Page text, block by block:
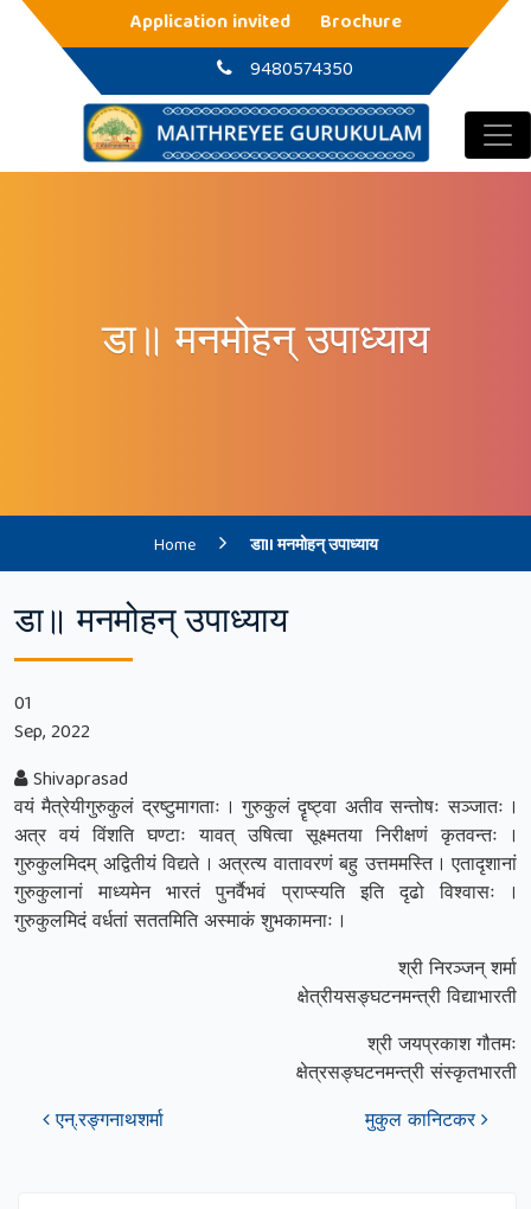
Main Navigation
Application invited
Brochure
9480574350
डा॥ मनमोहन् उपाध्याय
Home डा॥ मनमोहन् उपाध्याय
डा॥ मनमोहन् उपाध्याय
01
Sep, 2022
Shivaprasad
वयं मैत्रेयीगुरुकुलं द्रष्टुमागताः । गुरुकुलं दॄष्ट्वा अतीव सन्तोषः सञ्जातः ।
अत्र वयं विंशति घण्टाः यावत् उषित्वा सूक्ष्मतया निरीक्षणं कृतवन्तः ।
गुरुकुलमिदम् अद्वितीयं विद्यते । अत्रत्य वातावरणं बहु उत्तममस्ति । एतादृशानां
गुरुकुलानां माध्यमेन भारतं पुनर्वैभवं प्राप्स्यति इति दृढो विश्वासः ।
गुरुकुलमिदं वर्धतां सततमिति अस्माकं शुभकामनाः ।
श्री निरञ्जन् शर्मा
क्षेत्रीयसङ्घटनमन्त्री विद्याभारती
श्री जयप्रकाश गौतमः
क्षेत्रसङ्घटनमन्त्री संस्कृतभारती
Post navigation
एन्.रङ्गनाथशर्मा मुकुल कानिटकर